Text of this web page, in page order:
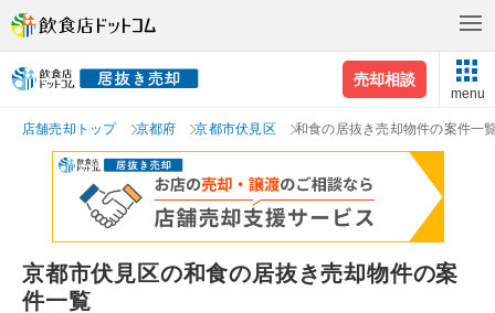
売却相談
menu
店舗売却トップ 京都府 京都市伏見区 和食の居抜き売却物件の案件一
京都市伏見区の和食の居抜き売却物件の案
件一覧